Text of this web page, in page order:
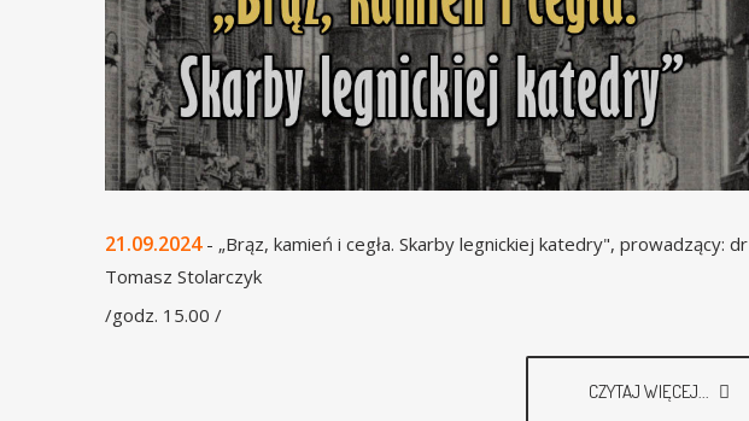
21.09.2024- „Brąz, kamień i cegła. Skarby legnickiej katedry", prowadzący: dr
Tomasz Stolarczyk
/godz. 15.00 /
CZYTAJ WIĘCEJ...